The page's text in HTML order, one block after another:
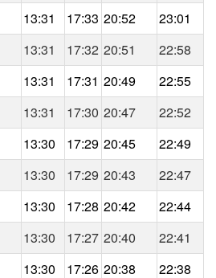
13:31 17:33 20:52
23:01
13:31 17:32 20:51
22:58
13:31 17:31 20:49
22:55
13:31 17:30 20:47
22:52
13:30 17:29 20:45
22:49
13:30 17:29 20:43
22:47
13:30 17:28 20:42
22:44
13:30 17:27 20:40
22:41
13:30 17:26 20:38
22:38